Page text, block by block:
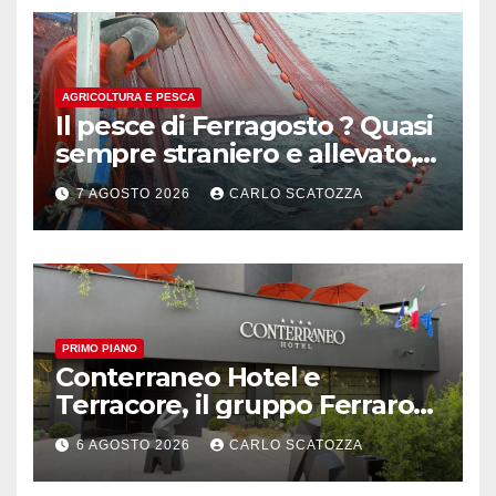
AGRICOLTURA E PESCA
Il pesce di Ferragosto ? Quasi
sempre straniero e allevato,
in sofferenza
7 AGOSTO 2026 CARLO SCATOZZA
PRIMO PIANO
Conterraneo Hotel e
Terracore, il gruppo Ferraro
amplia l’ ospitalità e il gusto
alle porte di Caserta
6 AGOSTO 2026 CARLO SCATOZZA